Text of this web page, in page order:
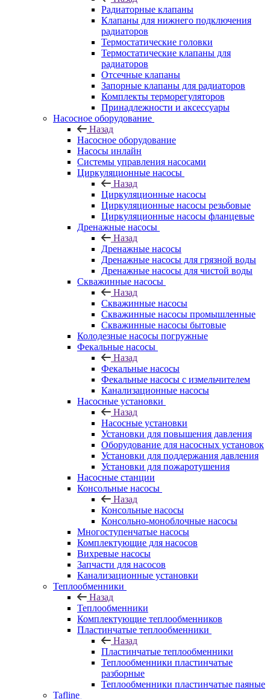
Радиаторные клапаны
Клапаны для нижнего подключения
радиаторов
Термостатические головки
Термостатические клапаны для
радиаторов
Отсечные клапаны
Запорные клапаны для радиаторов
Комплекты терморегуляторов
Принадлежности и аксессуары
Насосное оборудование
Назад
Насосное оборудование
Насосы инлайн
Системы управления насосами
Циркуляционные насосы
Назад
Циркуляционные насосы
Циркуляционные насосы резьбовые
Циркуляционные насосы фланцевые
Дренажные насосы
Назад
Дренажные насосы
Дренажные насосы для грязной воды
Дренажные насосы для чистой воды
Скважинные насосы
Назад
Скважинные насосы
Скважинные насосы промышленные
Скважинные насосы бытовые
Колодезные насосы погружные
Фекальные насосы
Назад
Фекальные насосы
Фекальные насосы с измельчителем
Канализационные насосы
Насосные установки
Назад
Насосные установки
Установки для повышения давления
Оборудование для насосных установок
Установки для поддержания давления
Установки для пожаротушения
Насосные станции
Консольные насосы
Назад
Консольные насосы
Консольно-моноблочные насосы
Многоступенчатые насосы
Комплектующие для насосов
Вихревые насосы
Запчасти для насосов
Канализационные установки
Теплообменники
Назад
Теплообменники
Комплектующие теплообменников
Пластинчатые теплообменники
Назад
Пластинчатые теплообменники
Теплообменники пластинчатые
разборные
Теплообменники пластинчатые паяные
Tafline